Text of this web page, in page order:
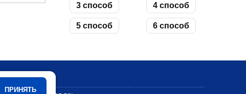
3 способ 4 способ
5 способ 6 способ
•Мультики
ПРИНЯТЬ